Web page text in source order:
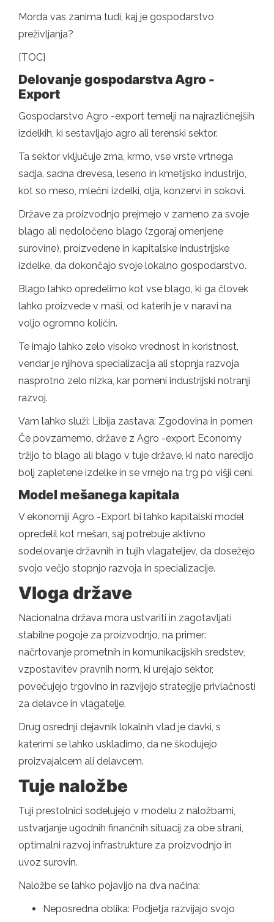
Morda vas zanima tudi, kaj je gospodarstvo
preživljanja?
[TOC]
Delovanje gospodarstva Agro -
Export
Gospodarstvo Agro -export temelji na najrazličnejših
izdelkih, ki sestavljajo agro ali terenski sektor.
Ta sektor vključuje zrna, krmo, vse vrste vrtnega
sadja, sadna drevesa, leseno in kmetijsko industrijo,
kot so meso, mlečni izdelki, olja, konzervi in ​​sokovi.
Države za proizvodnjo prejmejo v zameno za svoje
blago ali nedoločeno blago (zgoraj omenjene
surovine), proizvedene in kapitalske industrijske
izdelke, da dokončajo svoje lokalno gospodarstvo.
Blago lahko opredelimo kot vse blago, ki ga človek
lahko proizvede v maši, od katerih je v naravi na
voljo ogromno količin.
Te imajo lahko zelo visoko vrednost in koristnost,
vendar je njihova specializacija ali stopnja razvoja
nasprotno zelo nizka, kar pomeni industrijski notranji
razvoj.
Vam lahko služi: Libija zastava: Zgodovina in pomen
Če povzamemo, države z Agro -export Economy
tržijo to blago ali blago v tuje države, ki nato naredijo
bolj zapletene izdelke in se vrnejo na trg po višji ceni.
Model mešanega kapitala
V ekonomiji Agro -Export bi lahko kapitalski model
opredelil kot mešan, saj potrebuje aktivno
sodelovanje državnih in tujih vlagateljev, da dosežejo
svojo večjo stopnjo razvoja in specializacije.
Vloga države
Nacionalna država mora ustvariti in zagotavljati
stabilne pogoje za proizvodnjo, na primer:
načrtovanje prometnih in komunikacijskih sredstev,
vzpostavitev pravnih norm, ki urejajo sektor,
povečujejo trgovino in razvijejo strategije privlačnosti
za delavce in vlagatelje.
Drug osrednji dejavnik lokalnih vlad je davki, s
katerimi se lahko uskladimo, da ne škodujejo
proizvajalcem ali delavcem.
Tuje naložbe
Tuji prestolnici sodelujejo v modelu z naložbami,
ustvarjanje ugodnih finančnih situacij za obe strani,
optimalni razvoj infrastrukture za proizvodnjo in
uvoz surovin.
Naložbe se lahko pojavijo na dva načina:
Neposredna oblika: Podjetja razvijajo svojo